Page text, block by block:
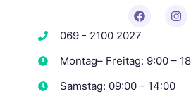
069 - 2100 2027
Montag– Freitag: 9:00 –
Samstag: 09:00 – 14:00